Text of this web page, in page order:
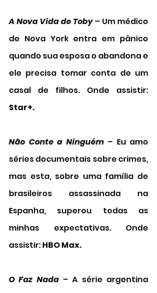
A Nova Vida de Toby – Um médico
de Nova York entra em pânico
quando sua esposa o abandona e
ele precisa tomar conta de um
Star+.
Não Conte a Ninguém – Eu amo
séries documentais sobre crimes,
mas esta, sobre uma família de
brasileiros assassinada na
Espanha, superou todas as
minhas expectativas. Onde
assistir: HBO Max.
O Faz Nada – A série argentina